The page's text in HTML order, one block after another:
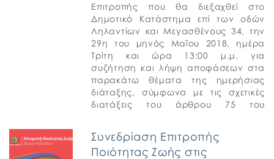
Επιτροπής που θα διεξαχθεί στο
Δημοτικό Κατάστημα επί των οδών
Ληλαντίων και Μεγασθένους 34, την
29η του μηνός Μαΐου 2018, ημέρα
Τρίτη και ώρα 13:00 μ.μ. για
συζήτηση και λήψη αποφάσεων στα
παρακάτω θέματα της ημερήσιας
διάταξης, σύμφωνα με τις σχετικές
διατάξεις του άρθρου 75 του
Συνεδρίαση Επιτροπής
Ποιότητας Ζωής στις